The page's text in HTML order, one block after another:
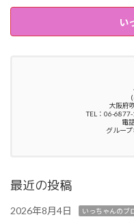
い
大阪府
TEL：06-
電
グルー
最近の投稿
2026年8月4日 いっちゃんのブ